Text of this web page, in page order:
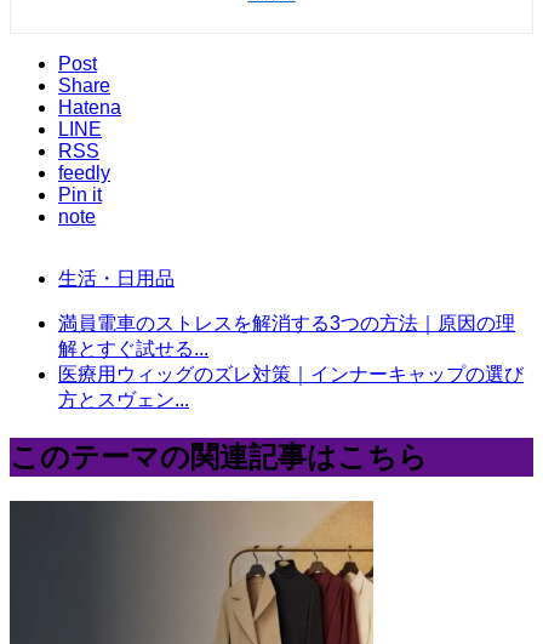
Post
Share
Hatena
LINE
RSS
feedly
Pin it
note
生活・日用品
満員電車のストレスを解消する3つの方法｜原因の理
解とすぐ試せる...
医療用ウィッグのズレ対策｜インナーキャップの選び
方とスヴェン...
このテーマの関連記事はこちら